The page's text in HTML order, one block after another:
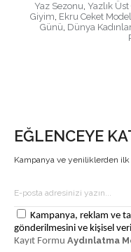
Yaz Sezonu, Yazlık
Giyim, Ekru Ceket
Günü, Dünya
EĞLENCEYE
Kampanya ve yeniliklerden ilk
Kampanya, reklam ve
gönderilmesini ve kişisel
Kayıt Formu Aydınlatma